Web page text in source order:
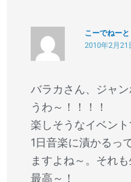
こーでねーと
2010年2月21
バラカさん、ジャン
うわ～！！！！
楽しそうなイベント
1日音楽に漬かるっ
ますよね～。それ
最高～！